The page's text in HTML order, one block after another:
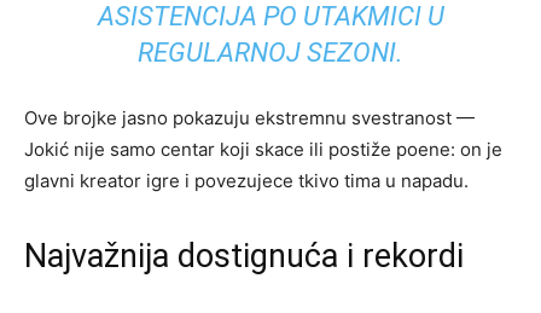
ASISTENCIJA PO UTAKMICI U
REGULARNOJ SEZONI.
Ove brojke jasno pokazuju ekstremnu svestranost —
Jokić nije samo centar koji skace ili postiže poene: on je
glavni kreator igre i povezujece tkivo tima u napadu.
Najvažnija dostignuća i rekordi